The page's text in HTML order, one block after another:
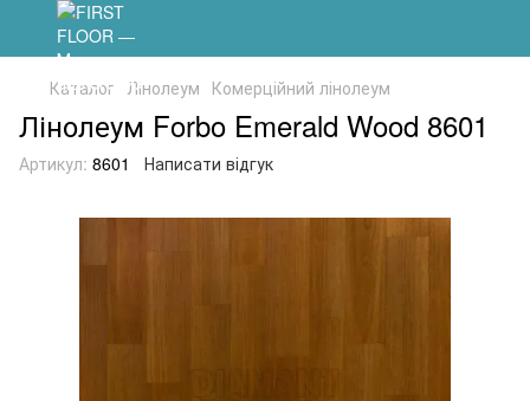
Каталог Лінолеум Комерційний лінолеум
Лінолеум Forbo Emerald Wood 8601
Артикул: 8601 Написати відгук